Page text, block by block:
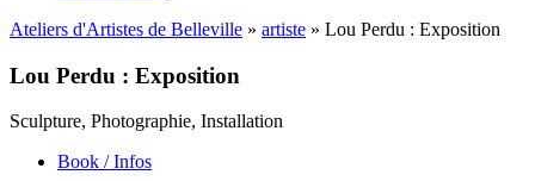
Ateliers d'Artistes de Belleville » artiste » Lou Perdu : Exposition
Lou Perdu : Exposition
Sculpture, Photographie, Installation
Book / Infos